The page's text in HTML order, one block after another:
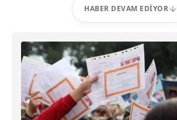
HABER DEVAM EDIYOR